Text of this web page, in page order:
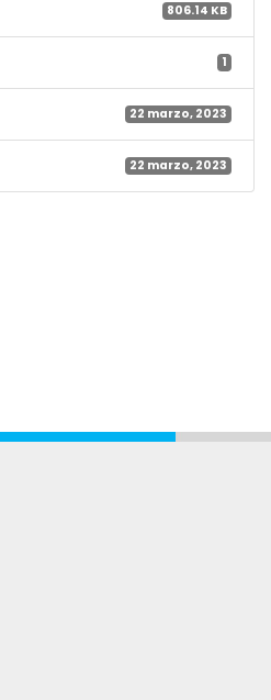
806.14 KB
1
22 marzo, 2023
22 marzo, 2023